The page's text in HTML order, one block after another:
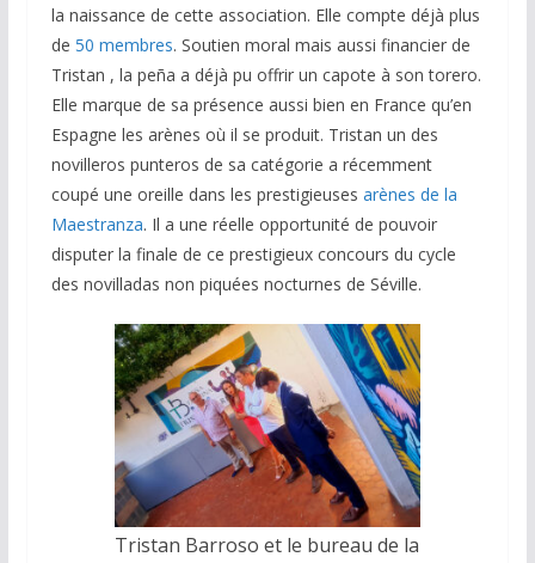
la naissance de cette association. Elle compte déjà plus
de 50 membres. Soutien moral mais aussi financier de
Tristan , la peña a déjà pu offrir un capote à son torero.
Elle marque de sa présence aussi bien en France qu’en
Espagne les arènes où il se produit. Tristan un des
novilleros punteros de sa catégorie a récemment
coupé une oreille dans les prestigieuses arènes de la
Maestranza. Il a une réelle opportunité de pouvoir
disputer la finale de ce prestigieux concours du cycle
des novilladas non piquées nocturnes de Séville.
Tristan Barroso et le bureau de la